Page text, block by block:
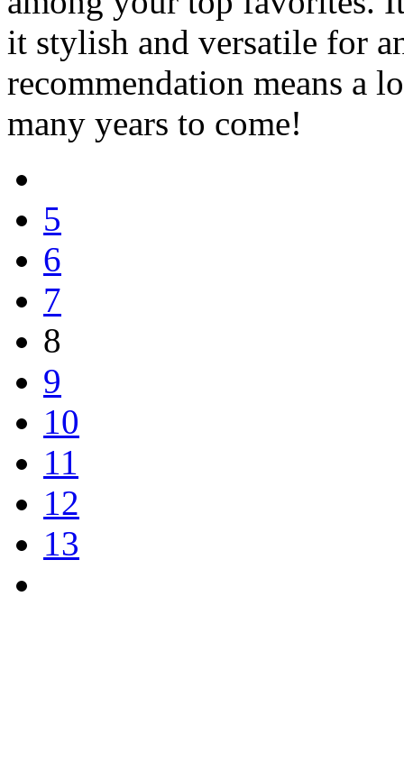
it stylish and versatile for
recommendation means a
many years to come!
5
6
7
8
9
10
11
12
13